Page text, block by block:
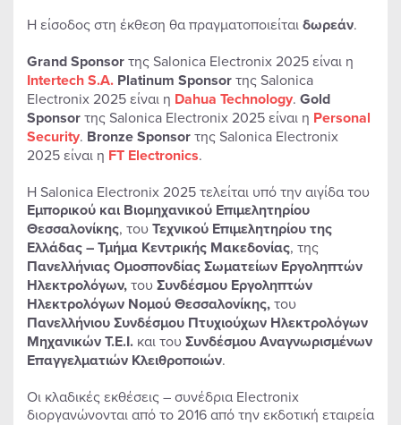
Η είσοδος στη έκθεση θα πραγματοποιείταιδωρεάν.
Grand Sponsorτης Salonica Electronix 2025 είναι η
Intertech S.A. Platinum Sponsorτης Salonica
Electronix 2025 είναι η Dahua Technology. Gold
Sponsorτης Salonica Electronix 2025 είναι η Personal
Security. Bronze Sponsorτης Salonica Electronix
2025 είναι η FT Electronics.
Η Salonica Electronix 2025 τελείται υπό την αιγίδα του
Εμπορικού και Βιομηχανικού Επιμελητηρίου
Θεσσαλονίκης, τουΤεχνικού Επιμελητηρίου της
Ελλάδας – Τμήμα Κεντρικής Μακεδονίας, της
Πανελλήνιας Ομοσπονδίας Σωματείων Εργοληπτών
Ηλεκτρολόγων,τουΣυνδέσμου Εργοληπτών
Ηλεκτρολόγων Νομού Θεσσαλονίκης,του
Πανελλήνιου Συνδέσμου Πτυχιούχων Ηλεκτρολόγων
Μηχανικών Τ.Ε.Ι. και τουΣυνδέσμου Αναγνωρισμένων
Επαγγελματιών Κλειθροποιών.
Οι κλαδικές εκθέσεις – συνέδρια Electronix
διοργανώνονται από το 2016 από την εκδοτική εταιρεία